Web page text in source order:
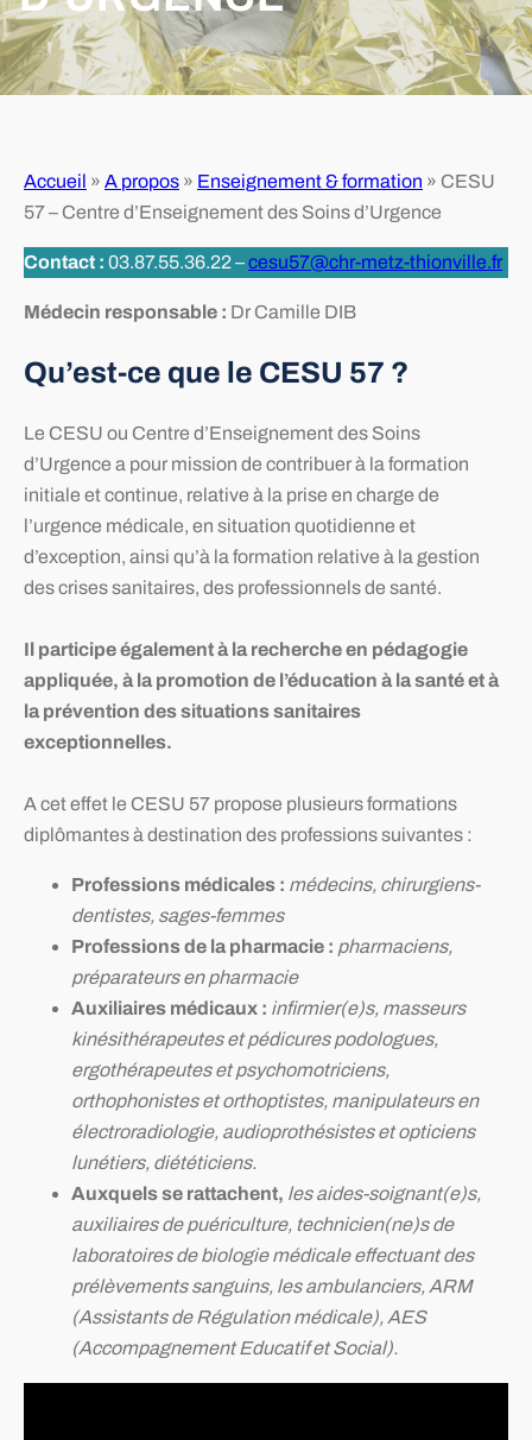
Accueil » A propos » Enseignement & formation » CESU
57 – Centre d’Enseignement des Soins d’Urgence
Contact : 03.87.55.36.22 –cesu57@chr-metz-thionville.fr
Médecin responsable : Dr Camille DIB
Qu’est-ce que le CESU 57 ?
Le CESU ou Centre d’Enseignement des Soins
d’Urgence a pour mission de contribuer à la formation
initiale et continue, relative à la prise en charge de
l’urgence médicale, en situation quotidienne et
d’exception, ainsi qu’à la formation relative à la gestion
des crises sanitaires, des professionnels de santé.
Il participe également à la recherche en pédagogie
appliquée, à la promotion de l’éducation à la santé et à
la prévention des situations sanitaires
exceptionnelles.
A cet effet le CESU 57 propose plusieurs formations
diplômantes à destination des professions suivantes :
Professions médicales : médecins, chirurgiens-
dentistes, sages-femmes
Professions de la pharmacie : pharmaciens,
préparateurs en pharmacie
Auxiliaires médicaux : infirmier(e)s, masseurs
kinésithérapeutes et pédicures podologues,
ergothérapeutes et psychomotriciens,
orthophonistes et orthoptistes, manipulateurs en
électroradiologie, audioprothésistes et opticiens
lunétiers, diététiciens.
Auxquels se rattachent, les aides-soignant(e)s,
auxiliaires de puériculture, technicien(ne)s de
laboratoires de biologie médicale effectuant des
prélèvements sanguins, les ambulanciers, ARM
(Assistants de Régulation médicale), AES
(Accompagnement Educatif et Social).